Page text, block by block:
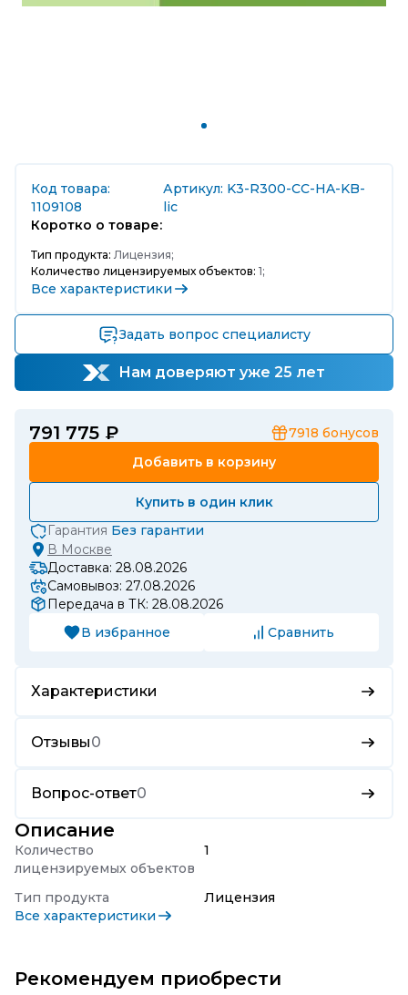
Код товара:
1109108
Артикул: K3-R300-CC-HA-KB-
lic
Коротко о товаре:
Тип продукта: Лицензия;
Количество лицензируемых объектов: 1;
Все характеристики
Задать вопрос специалисту
Нам доверяют уже 25 лет
791 775 ₽ 7918 бонусов
Добавить в корзину
Купить в один клик
Гарантия Без гарантии
В Москве
Доставка: 28.08.2026
Самовывоз: 27.08.2026
Передача в ТК: 28.08.2026
В избранное
Сравнить
Характеристики
Отзывы0
Вопрос-ответ0
Описание
Количество
лицензируемых объектов
1
Тип продукта
Лицензия
Все характеристики
Рекомендуем приобрести